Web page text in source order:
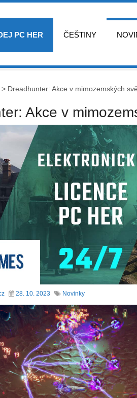
PC HER ČEŠTINY
Dreadhunter: Akce v mimozemských
Akce v
28. 10. 2023 Novinky